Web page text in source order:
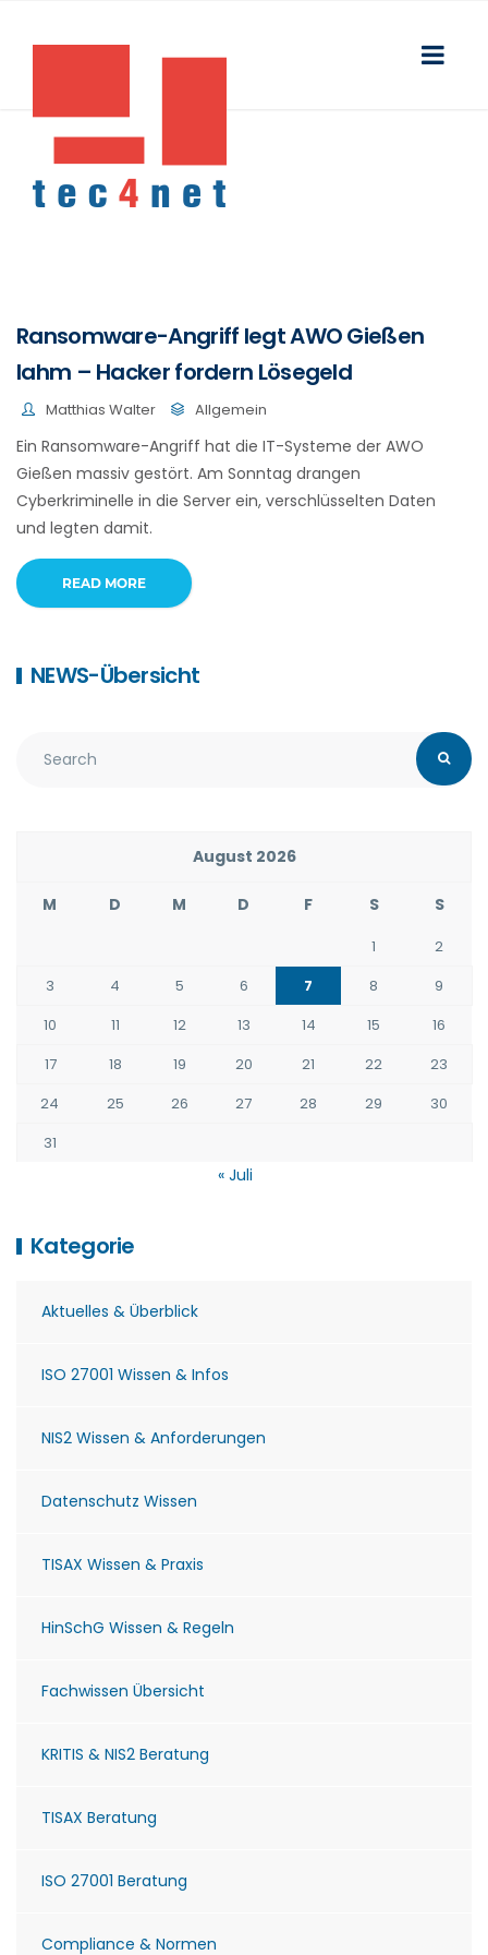
Ransomware-Angriff legt AWO Gießen
lahm – Hacker fordern Lösegeld
Matthias Walter Allgemein
Ein Ransomware-Angriff hat die IT-Systeme der AWO
Gießen massiv gestört. Am Sonntag drangen
Cyberkriminelle in die Server ein, verschlüsselten Daten
und legten damit.
READ MORE
NEWS-Übersicht
August 2026
M D M D F S S
1
2
3
4 5 6 7 8
9
10
11 12 13 14 15
16
17
18 19 20 21 22
23
24
25 26 27 28 29
30
31
« Juli
Kategorie
Aktuelles & Überblick
ISO 27001 Wissen & Infos
NIS2 Wissen & Anforderungen
Datenschutz Wissen
TISAX Wissen & Praxis
HinSchG Wissen & Regeln
Fachwissen Übersicht
KRITIS & NIS2 Beratung
TISAX Beratung
ISO 27001 Beratung
Compliance & Normen